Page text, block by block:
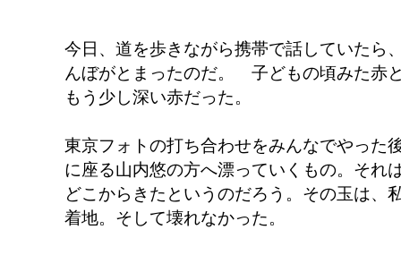
今日、道を歩きながら携帯で話していたら
んぼがとまったのだ。 子どもの頃みた赤
もう少し深い赤だった。
東京フォトの打ち合わせをみんなでやった
に座る山内悠の方へ漂っていくもの。それ
どこからきたというのだろう。その玉は、
着地。そして壊れなかった。